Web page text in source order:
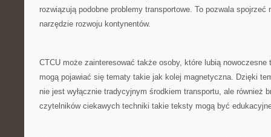
rozwiązują podobne problemy transportowe. To pozwala
narzędzie rozwoju kontynentów.
CTCU może zainteresować także osoby, które lubią nowoczesne
mogą pojawiać się tematy takie jak kolej magnetyczna. Dzięki
nie jest wyłącznie tradycyjnym środkiem transportu, ale również
czytelników ciekawych techniki takie teksty mogą być